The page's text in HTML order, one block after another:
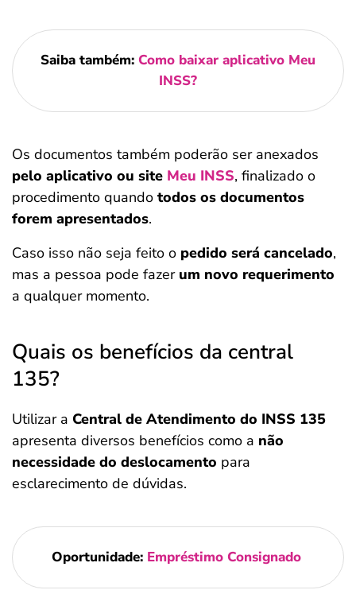
Saiba também: Como baixar aplicativo Meu
INSS?
Os documentos também poderão ser anexados
pelo aplicativo ou site Meu INSS, finalizado o
procedimento quando todos os documentos
forem apresentados.
Caso isso não seja feito o pedido será cancelado,
mas a pessoa pode fazer um novo requerimento
a qualquer momento.
Quais os benefícios da central
135?
Utilizar a Central de Atendimento do INSS 135
apresenta diversos benefícios como a não
necessidade do deslocamento para
esclarecimento de dúvidas.
Oportunidade: Empréstimo Consignado